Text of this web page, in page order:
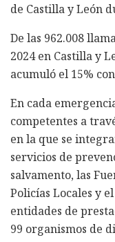
de Castilla y León
De las 962.008
2024 en Castilla y
acumuló el 15%
En cada
competentes a
en la que se
servicios de
salvamento, las
Policías Locales y
entidades de
99 organismos de